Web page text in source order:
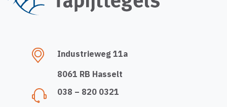
Industrieweg 11a
8061 RB Hasselt
038 – 820 0321